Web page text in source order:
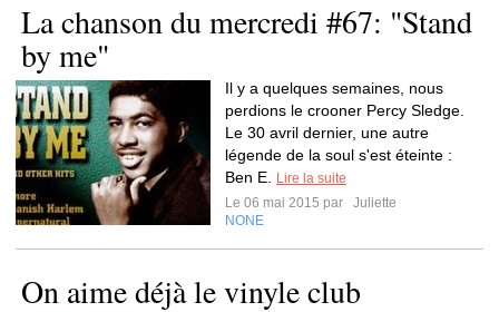
La chanson du mercredi #67: "Stand
by me"
Il y a quelques semaines, nous
perdions le crooner Percy Sledge.
Le 30 avril dernier, une autre
légende de la soul s'est éteinte :
Ben E.
Lire la suite
Le 06 mai 2015 par
Juliette
NONE
On aime déjà le vinyle club